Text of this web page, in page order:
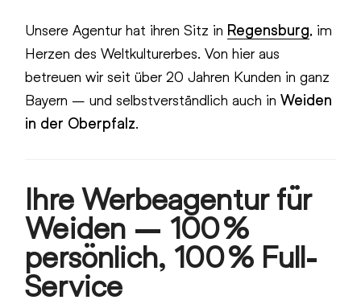
Unsere Agentur hat ihren Sitz in Regensburg, im
Herzen des Weltkulturerbes. Von hier aus
betreuen wir seit über 20 Jahren Kunden in ganz
Bayern – und selbstverständlich auch inWeiden
in der Oberpfalz.
Ihre Werbeagentur für
Weiden – 100 %
persönlich, 100 % Full-
Service